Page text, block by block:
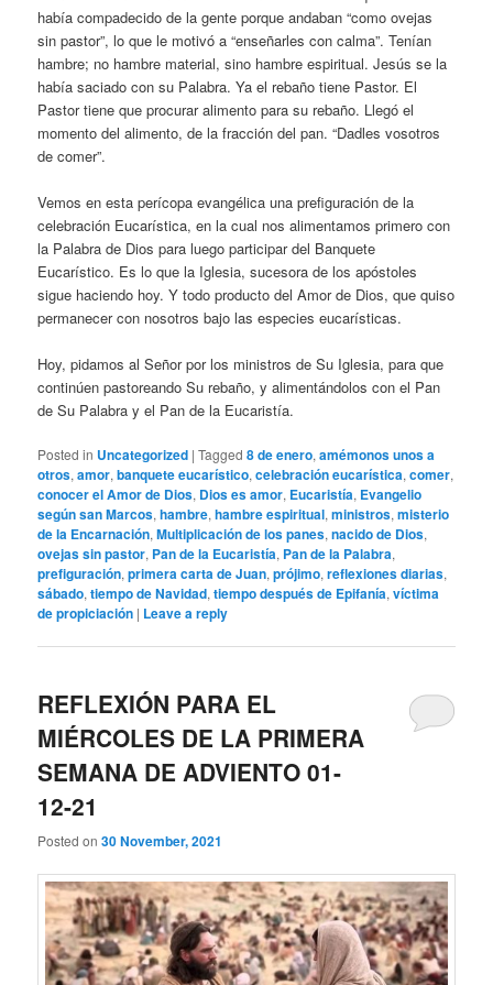
había compadecido de la gente porque andaban “como ovejas
sin pastor”, lo que le motivó a “enseñarles con calma”. Tenían
hambre; no hambre material, sino hambre espiritual. Jesús se la
había saciado con su Palabra. Ya el rebaño tiene Pastor. El
Pastor tiene que procurar alimento para su rebaño. Llegó el
momento del alimento, de la fracción del pan. “Dadles vosotros
de comer”.
Vemos en esta perícopa evangélica una prefiguración de la
celebración Eucarística, en la cual nos alimentamos primero con
la Palabra de Dios para luego participar del Banquete
Eucarístico. Es lo que la Iglesia, sucesora de los apóstoles
sigue haciendo hoy. Y todo producto del Amor de Dios, que quiso
permanecer con nosotros bajo las especies eucarísticas.
Hoy, pidamos al Señor por los ministros de Su Iglesia, para que
continúen pastoreando Su rebaño, y alimentándolos con el Pan
de Su Palabra y el Pan de la Eucaristía.
Posted in Uncategorized |Tagged 8 de enero,amémonos unos a
otros,amor,banquete eucarístico,celebración eucarística,comer,
conocer el Amor de Dios, Dios es amor, Eucaristía, Evangelio
según san Marcos,hambre,hambre espiritual,ministros,misterio
de la Encarnación,Multiplicación de los panes,nacido de Dios,
ovejas sin pastor, Pan de la Eucaristía, Pan de la Palabra,
prefiguración,primera carta de Juan,prójimo,reflexiones diarias,
sábado,tiempo de Navidad,tiempo después de Epifanía,víctima
de propiciación | Leave a reply
REFLEXIÓN PARA EL
MIÉRCOLES DE LA PRIMERA
SEMANA DE ADVIENTO 01-
12-21
Posted on30 November, 2021